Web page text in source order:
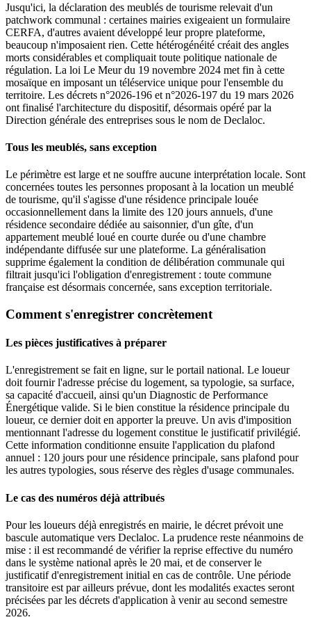
Jusqu'ici, la déclaration des meublés de tourisme relevait d'un
patchwork communal : certaines mairies exigeaient un formulaire
CERFA, d'autres avaient développé leur propre plateforme,
beaucoup n'imposaient rien. Cette hétérogénéité créait des angles
morts considérables et compliquait toute politique nationale de
régulation. La loi Le Meur du 19 novembre 2024 met fin à cette
mosaïque en imposant un téléservice unique pour l'ensemble du
territoire. Les décrets n°2026-196 et n°2026-197 du 19 mars 2026
ont finalisé l'architecture du dispositif, désormais opéré par la
Direction générale des entreprises sous le nom de Declaloc.
Tous les meublés, sans exception
Le périmètre est large et ne souffre aucune interprétation locale. Sont
concernées toutes les personnes proposant à la location un meublé
de tourisme, qu'il s'agisse d'une résidence principale louée
occasionnellement dans la limite des 120 jours annuels, d'une
résidence secondaire dédiée au saisonnier, d'un gîte, d'un
appartement meublé loué en courte durée ou d'une chambre
indépendante diffusée sur une plateforme. La généralisation
supprime également la condition de délibération communale qui
filtrait jusqu'ici l'obligation d'enregistrement : toute commune
française est désormais concernée, sans exception territoriale.
Comment s'enregistrer concrètement
Les pièces justificatives à préparer
L'enregistrement se fait en ligne, sur le portail national. Le loueur
doit fournir l'adresse précise du logement, sa typologie, sa surface,
sa capacité d'accueil, ainsi qu'un Diagnostic de Performance
Énergétique valide. Si le bien constitue la résidence principale du
loueur, ce dernier doit en apporter la preuve. Un avis d'imposition
mentionnant l'adresse du logement constitue le justificatif privilégié.
Cette information conditionne ensuite l'application du plafond
annuel : 120 jours pour une résidence principale, sans plafond pour
les autres typologies, sous réserve des règles d'usage communales.
Le cas des numéros déjà attribués
Pour les loueurs déjà enregistrés en mairie, le décret prévoit une
bascule automatique vers Declaloc. La prudence reste néanmoins de
mise : il est recommandé de vérifier la reprise effective du numéro
dans le système national après le 20 mai, et de conserver le
justificatif d'enregistrement initial en cas de contrôle. Une période
transitoire est par ailleurs prévue, dont les modalités exactes seront
précisées par les décrets d'application à venir au second semestre
2026.